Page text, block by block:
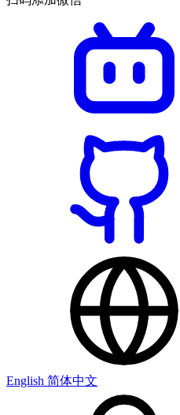
English 简体中文